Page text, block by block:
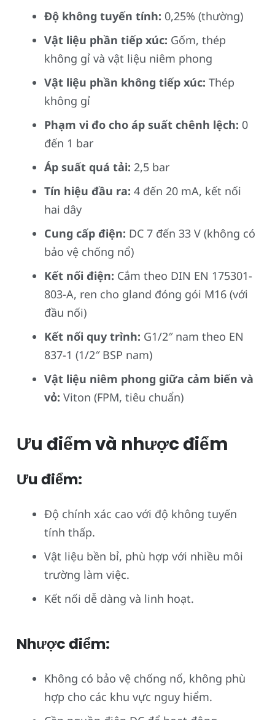
Độ không tuyến tính: 0,25% (thường)
Vật liệu phần tiếp xúc: Gốm, thép
không gỉ và vật liệu niêm phong
Vật liệu phần không tiếp xúc: Thép
không gỉ
Phạm vi đo cho áp suất chênh lệch: 0
đến 1 bar
Áp suất quá tải: 2,5 bar
Tín hiệu đầu ra: 4 đến 20 mA, kết nối
hai dây
Cung cấp điện: DC 7 đến 33 V (không có
bảo vệ chống nổ)
Kết nối điện: Cắm theo DIN EN 175301-
803-A, ren cho gland đóng gói M16 (với
đầu nối)
Kết nối quy trình: G1/2″ nam theo EN
837-1 (1/2″ BSP nam)
Vật liệu niêm phong giữa cảm biến và
vỏ: Viton (FPM, tiêu chuẩn)
Ưu điểm và nhược điểm
Ưu điểm:
Độ chính xác cao với độ không tuyến
tính thấp.
Vật liệu bền bỉ, phù hợp với nhiều môi
trường làm việc.
Kết nối dễ dàng và linh hoạt.
Nhược điểm:
Không có bảo vệ chống nổ, không phù
hợp cho các khu vực nguy hiểm.